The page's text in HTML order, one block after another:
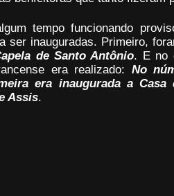
tempo funcionando
ser inauguradas. Primeiro,
de Santo Antônio. E no
era realizado: No
era inaugurada a Casa
Assis.